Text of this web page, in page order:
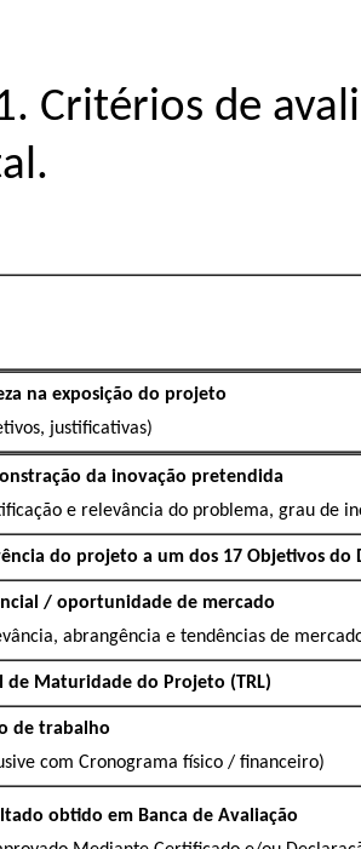
Critérios de
na exposição do projeto
justificativas)
da inovação pretendida
e relevância do problema, grau de
do projeto a um dos 17 Objetivos
/ oportunidade de mercado
abrangência e tendências de
de Maturidade do Projeto (TRL)
de trabalho
com Cronograma físico / financeiro)
obtido em Banca de Avaliação